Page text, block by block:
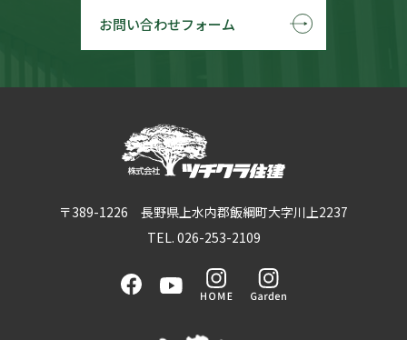
お問い合わせフォーム
〒389-1226 長野県上水内郡飯綱町大字川上2237
TEL. 026-253-2109